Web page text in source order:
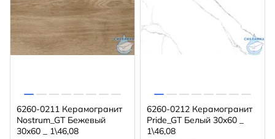
6260-0211 Керамогранит
Nostrum_GT Бежевый
30x60 _ 1\46,08
6260-0212 Керамогранит
Pride_GT Белый 30x60 _
1\46,08